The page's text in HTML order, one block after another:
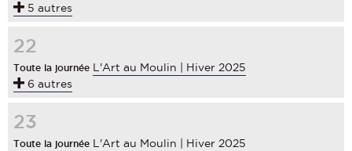
5 autres
22
Toute la journée L'Art au Moulin | Hiver 2025
6 autres
23
Toute la journée L'Art au Moulin | Hiver 2025